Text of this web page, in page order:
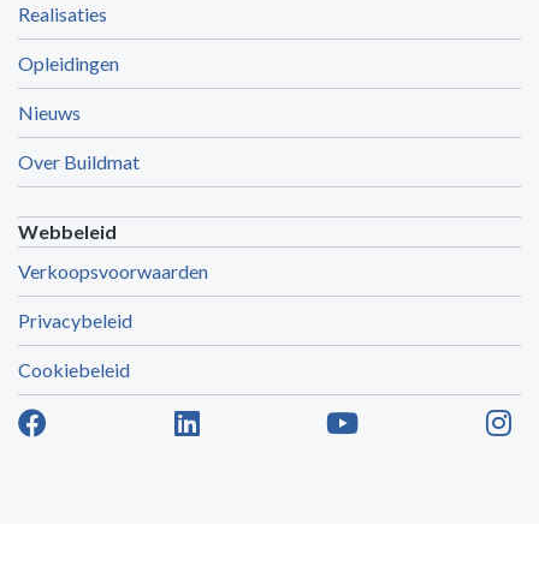
Realisaties
Opleidingen
Nieuws
Over Buildmat
Webbeleid
Verkoopsvoorwaarden
Privacybeleid
Cookiebeleid